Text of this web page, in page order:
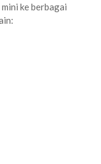
ke berbagai